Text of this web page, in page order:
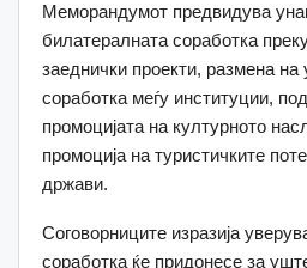
Меморандумот предвидува
билатералната соработка
заеднички проекти, размена на
соработка меѓу институции,
промоцијата на културното
промоција на туристичките
држави.
Соговорниците изразија
соработка ќе придонесе за